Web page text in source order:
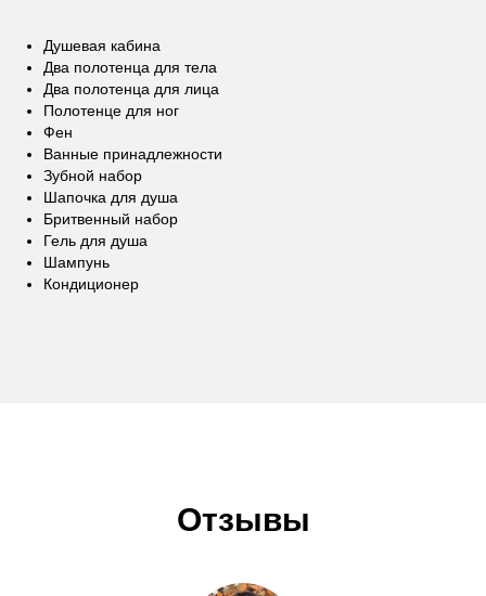
Душевая кабина
Два полотенца для тела
Два полотенца для лица
Полотенце для ног
Фен
Ванные принадлежности
Зубной набор
Шапочка для душа
Бритвенный набор
Гель для душа
Шампунь
Кондиционер
Отзывы